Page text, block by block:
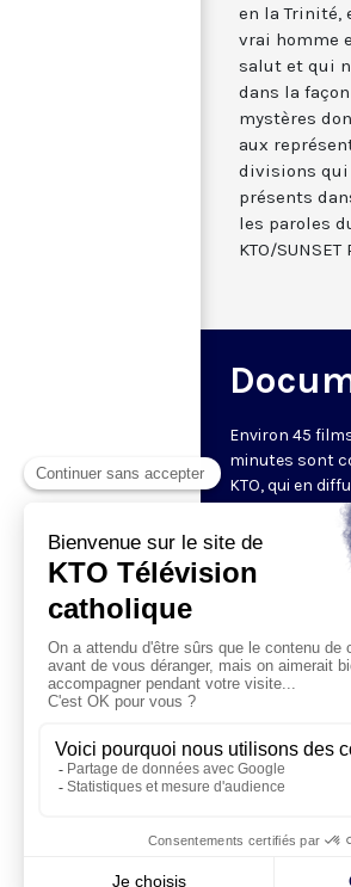
en la Trinité,
vrai homme
salut et qui
dans la
mystères
aux
divisions qui
présents
les paroles
KTO/
Environ 45
minutes sont
KTO, qui en
d'entre eux
chaîne
valeur une
lecture des
la doctrine
chrétien. Les
l'occasion de
du
des récits, et
communautés
monde. Ces
remarqués
dans les